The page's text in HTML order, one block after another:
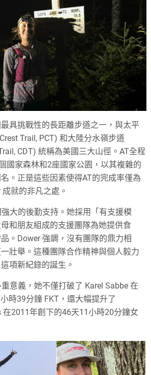
具挑戰性的長距離步道之一，與太平
Trail, PCT) 和大陸分水嶺步道
CDT) 統稱為美國三大山徑。AT全程
國家森林和2座國家公園，以其複雜的
。正是這些因素使得AT的完成率僅為
就的非凡之處。
大的後勤支持。她採用「有支援模
和朋友組成的支援團隊為她提供食
。Dower 強調，沒有團隊的鼎力相
壯舉。這種團隊合作精神與個人毅力
項新紀錄的誕生。
意義，她不僅打破了 Karel Sabbe 在
時39分鐘 FKT，還大幅提升了
在2011年創下的46天11小時20分鐘女